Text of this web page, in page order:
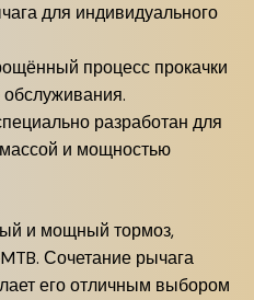
для индивидуального
процесс прокачки
обслуживания.
разработан для
и мощностью
и мощный тормоз,
Сочетание рычага
его отличным выбором